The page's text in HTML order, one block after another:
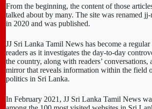
From the beginning, the content of those
talked about by many. The site was renamed
in 2020 and was published.
JJ Sri Lanka Tamil News has become a
readers as it investigates the day-to-day
the country, along with readers’ conversations,
mirror that reveals information within the field
politics in Sri Lanka.
In February 2021, JJ Sri Lanka Tamil News